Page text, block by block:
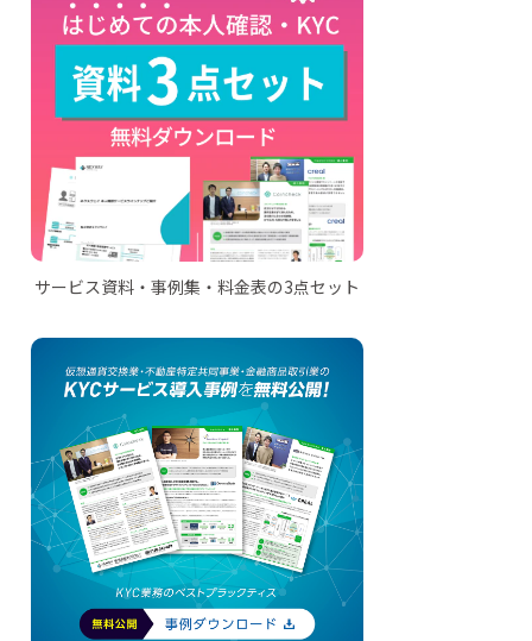
サービス資料・事例集・料金表の3点セット